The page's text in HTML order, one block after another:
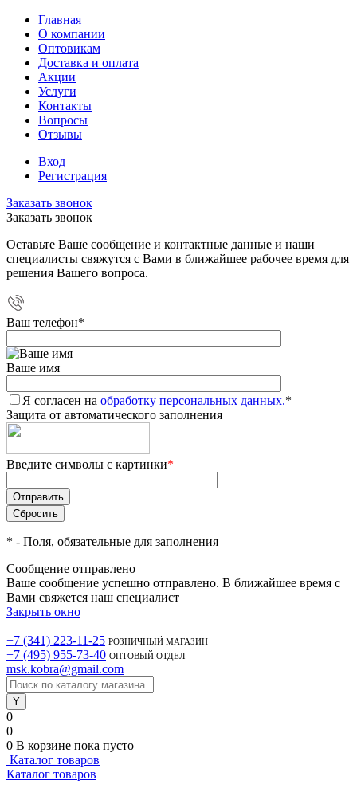
Главная
О компании
Оптовикам
Доставка и оплата
Акции
Услуги
Контакты
Вопросы
Отзывы
Вход
Регистрация
Заказать звонок
Заказать звонок
Оставьте Ваше сообщение и контактные данные и наши
специалисты свяжутся с Вами в ближайшее рабочее время для
решения Вашего вопроса.
Ваш телефон*
Ваше имя
Я согласен на обработку персональных данных.*
Защита от автоматического заполнения
Введите символы с картинки*
* - Поля, обязательные для заполнения
Сообщение отправлено
Ваше сообщение успешно отправлено. В ближайшее время с
Вами свяжется наш специалист
Закрыть окно
+7 (341) 223-11-25 РОЗНИЧНЫЙ МАГАЗИН
+7 (495) 955-73-40 ОПТОВЫЙ ОТДЕЛ
msk.kobra@gmail.com
0
0
0 В корзине пока пусто
Каталог товаров
Каталог товаров